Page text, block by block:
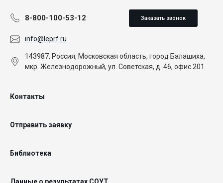
8-800-100-53-12 Заказать звонок
info@leprf.ru
143987, Россия, Московская область, город Балашиха,
мкр. Железнодорожный, ул. Советская, д. 46, офис 201
Контакты
Отправить заявку
Библиотека